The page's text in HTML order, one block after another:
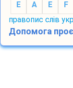
E
A E F
правопис слів
Допомога